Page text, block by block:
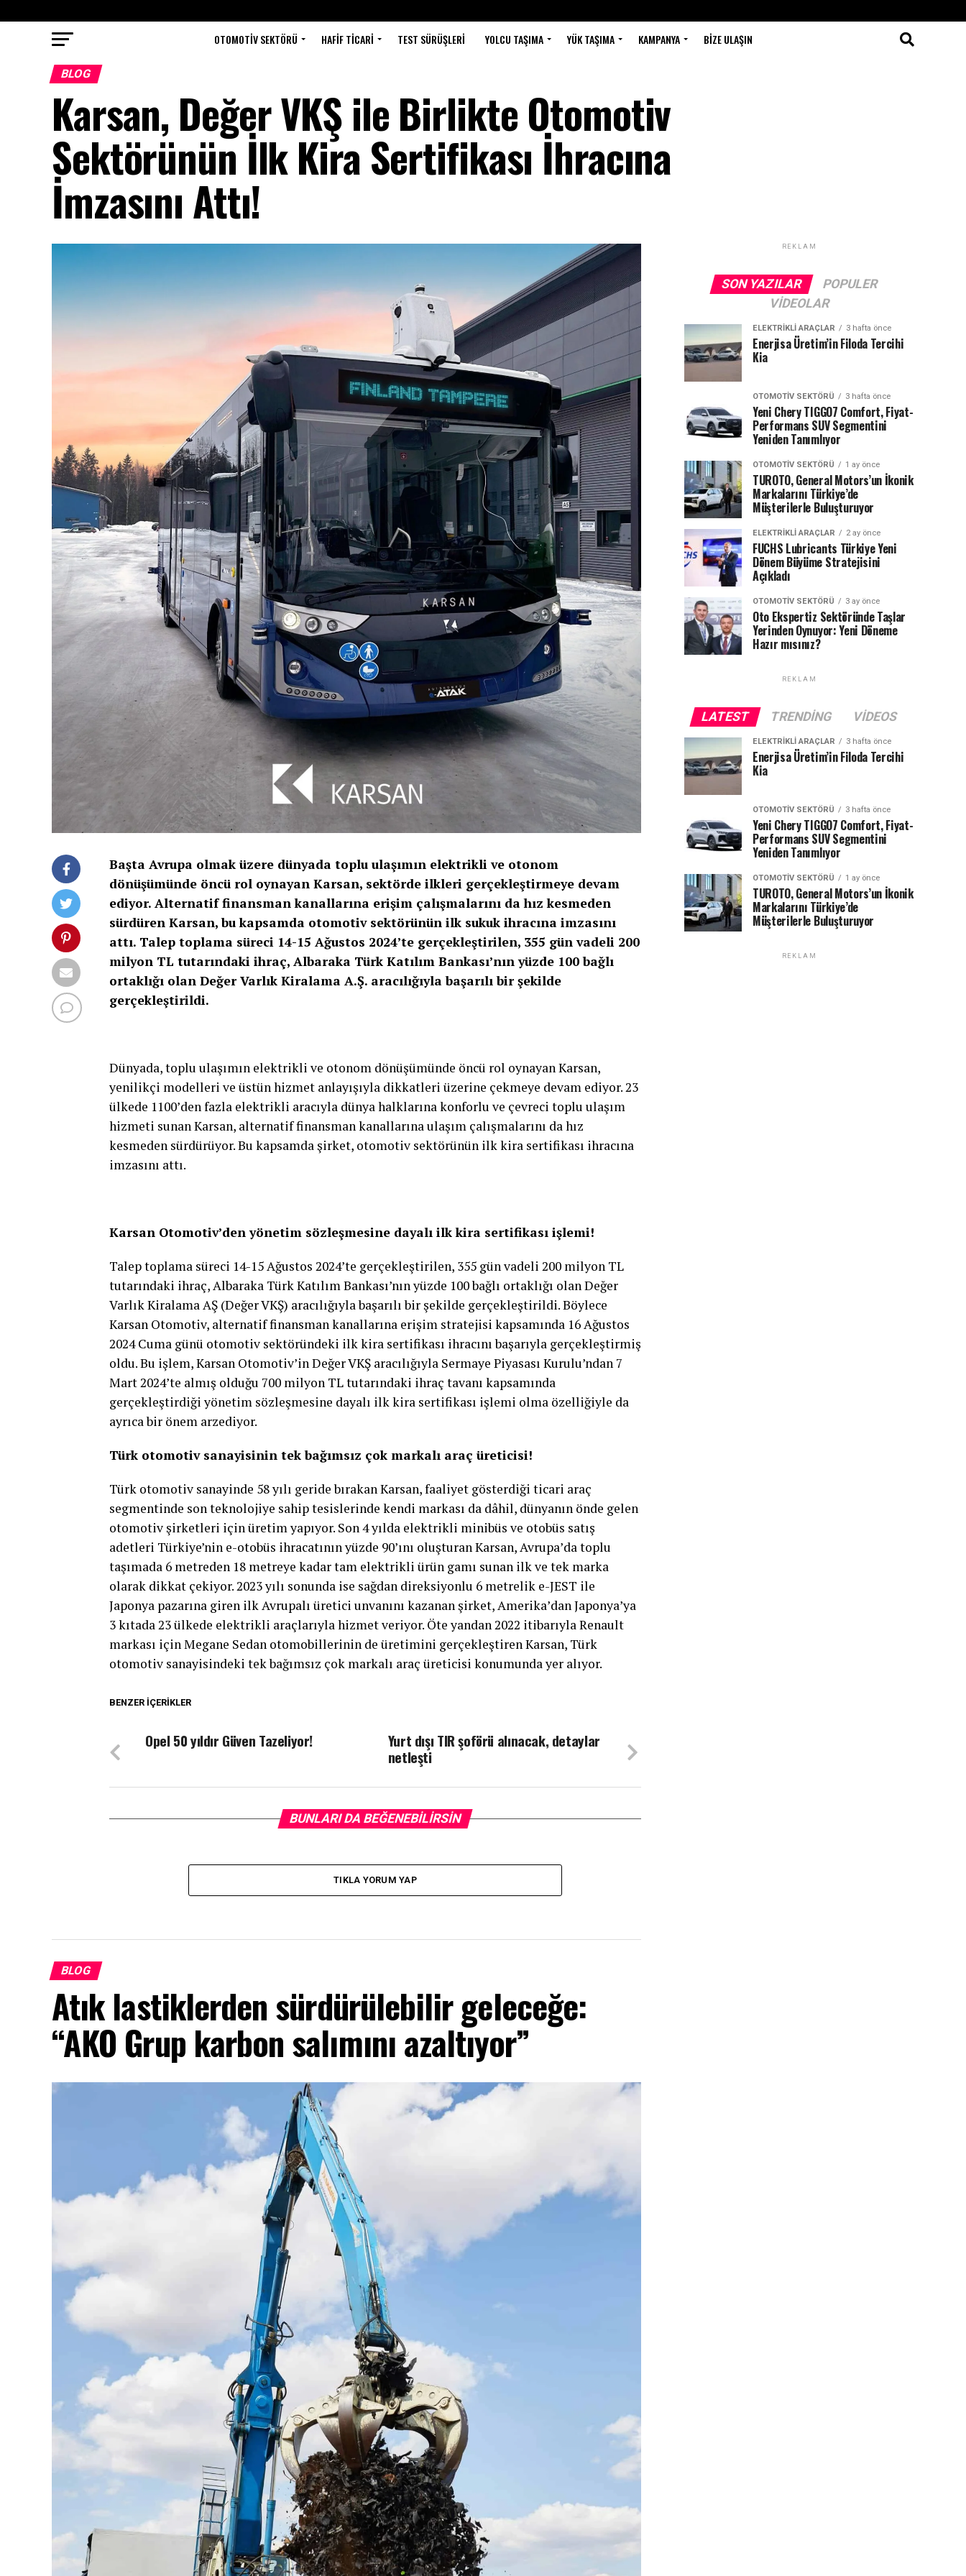
OTOMOTIV SEKTÖRÜ HAFIF TICARI TEST SÜRÜŞLERI YOLCU TAŞIMA YÜK TAŞIMA KAMPANYA BIZE ULAŞIN
BLOG
Karsan, Değer VKŞ ile Birlikte Otomotiv
Sektörünün İlk Kira Sertifikası İhracına
İmzasını Attı!
Başta Avrupa olmak üzere dünyada toplu ulaşımın elektrikli ve otonom
dönüşümünde öncü rol oynayan Karsan, sektörde ilkleri gerçekleştirmeye devam
ediyor. Alternatif finansman kanallarına erişim çalışmalarını da hız kesmeden
sürdüren Karsan, bu kapsamda otomotiv sektörünün ilk sukuk ihracına imzasını
attı. Talep toplama süreci 14-15 Ağustos 2024’te gerçekleştirilen, 355 gün vadeli 200
milyon TL tutarındaki ihraç, Albaraka Türk Katılım Bankası’nın yüzde 100 bağlı
ortaklığı olan Değer Varlık Kiralama A.Ş. aracılığıyla başarılı bir şekilde
gerçekleştirildi.
Dünyada, toplu ulaşımın elektrikli ve otonom dönüşümünde öncü rol oynayan Karsan,
yenilikçi modelleri ve üstün hizmet anlayışıyla dikkatleri üzerine çekmeye devam ediyor. 23
ülkede 1100’den fazla elektrikli aracıyla dünya halklarına konforlu ve çevreci toplu ulaşım
hizmeti sunan Karsan, alternatif finansman kanallarına ulaşım çalışmalarını da hız
kesmeden sürdürüyor. Bu kapsamda şirket, otomotiv sektörünün ilk kira sertifikası ihracına
imzasını attı.
Karsan Otomotiv’den yönetim sözleşmesine dayalı ilk kira sertifikası işlemi!
Talep toplama süreci 14-15 Ağustos 2024’te gerçekleştirilen, 355 gün vadeli 200 milyon TL
tutarındaki ihraç, Albaraka Türk Katılım Bankası’nın yüzde 100 bağlı ortaklığı olan Değer
Varlık Kiralama AŞ (Değer VKŞ) aracılığıyla başarılı bir şekilde gerçekleştirildi. Böylece
Karsan Otomotiv, alternatif finansman kanallarına erişim stratejisi kapsamında 16 Ağustos
2024 Cuma günü otomotiv sektöründeki ilk kira sertifikası ihracını başarıyla gerçekleştirmiş
oldu. Bu işlem, Karsan Otomotiv’in Değer VKŞ aracılığıyla Sermaye Piyasası Kurulu’ndan 7
Mart 2024’te almış olduğu 700 milyon TL tutarındaki ihraç tavanı kapsamında
gerçekleştirdiği yönetim sözleşmesine dayalı ilk kira sertifikası işlemi olma özelliğiyle da
ayrıca bir önem arzediyor.
Türk otomotiv sanayisinin tek bağımsız çok markalı araç üreticisi!
Türk otomotiv sanayinde 58 yılı geride bırakan Karsan, faaliyet gösterdiği ticari araç
segmentinde son teknolojiye sahip tesislerinde kendi markası da dâhil, dünyanın önde gelen
otomotiv şirketleri için üretim yapıyor. Son 4 yılda elektrikli minibüs ve otobüs satış
adetleri Türkiye’nin e-otobüs ihracatının yüzde 90’ını oluşturan Karsan, Avrupa’da toplu
taşımada 6 metreden 18 metreye kadar tam elektrikli ürün gamı sunan ilk ve tek marka
olarak dikkat çekiyor. 2023 yılı sonunda ise sağdan direksiyonlu 6 metrelik e-JEST ile
Japonya pazarına giren ilk Avrupalı üretici unvanını kazanan şirket, Amerika’dan Japonya’ya
3 kıtada 23 ülkede elektrikli araçlarıyla hizmet veriyor. Öte yandan 2022 itibarıyla Renault
markası için Megane Sedan otomobillerinin de üretimini gerçekleştiren Karsan, Türk
otomotiv sanayisindeki tek bağımsız çok markalı araç üreticisi konumunda yer alıyor.
BENZER İÇERIKLER
Yurt dışı TIR şoförü alınacak, detaylar
netleşti
Opel 50 yıldır Güven Tazeliyor!
BUNLARI DA BEĞENEBILIRSIN
TIKLA YORUM YAP
BLOG
Atık lastiklerden sürdürülebilir geleceğe:
“AKO Grup karbon salımını azaltıyor”
REKLAM
SON YAZILAR
POPULER
VIDEOLAR
ELEKTRIKLI ARAÇLAR 3 hafta önce
Enerjisa Üretim’in Filoda Tercihi
Kia
OTOMOTIV SEKTÖRÜ 3 hafta önce
Yeni Chery TIGGO7 Comfort, Fiyat-
Performans SUV Segmentini
Yeniden Tanımlıyor
OTOMOTIV SEKTÖRÜ 1 ay önce
TUROTO, General Motors’un İkonik
Markalarını Türkiye’de
Müşterilerle Buluşturuyor
ELEKTRIKLI ARAÇLAR 2 ay önce
FUCHS Lubricants Türkiye Yeni
Dönem Büyüme Stratejisini
Açıkladı
OTOMOTIV SEKTÖRÜ 3 ay önce
Oto Ekspertiz Sektöründe Taşlar
Yerinden Oynuyor: Yeni Döneme
Hazır mısınız?
REKLAM
LATEST TRENDING VIDEOS
ELEKTRIKLI ARAÇLAR 3 hafta önce
Enerjisa Üretim’in Filoda Tercihi
Kia
OTOMOTIV SEKTÖRÜ 3 hafta önce
Yeni Chery TIGGO7 Comfort, Fiyat-
Performans SUV Segmentini
Yeniden Tanımlıyor
OTOMOTIV SEKTÖRÜ 1 ay önce
TUROTO, General Motors’un İkonik
Markalarını Türkiye’de
Müşterilerle Buluşturuyor
REKLAM